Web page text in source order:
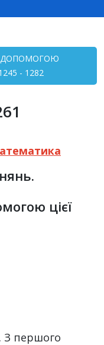
ДОПОМОГОЮ
- 1282
цієї
З першого